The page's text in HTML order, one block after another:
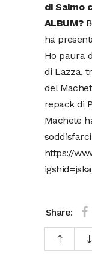
di Salmo
ALBUM?
ha
Ho paura
di Lazza,
del
repack di
Machete
https://
Share: